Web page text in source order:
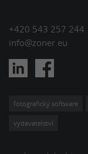
+420 543 257 244
info@zoner.eu
fotografický software
vydavatelství